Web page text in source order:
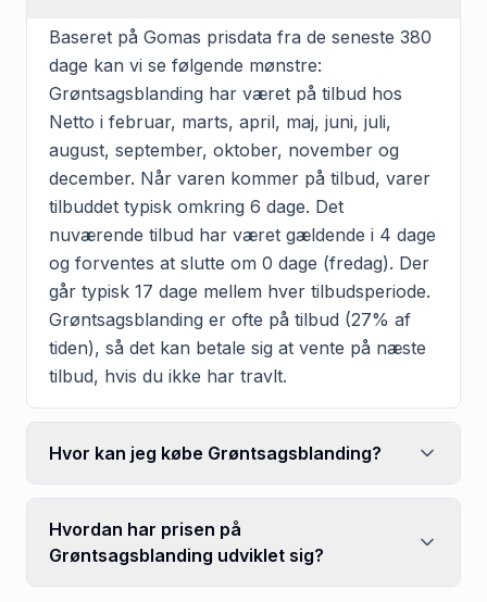
Baseret på Gomas prisdata fra de seneste 380
dage kan vi se følgende mønstre:
Grøntsagsblanding har været på tilbud hos
Netto i februar, marts, april, maj, juni, juli,
august, september, oktober, november og
december. Når varen kommer på tilbud, varer
tilbuddet typisk omkring 6 dage. Det
nuværende tilbud har været gældende i 4 dage
og forventes at slutte om 0 dage (fredag). Der
går typisk 17 dage mellem hver tilbudsperiode.
Grøntsagsblanding er ofte på tilbud (27% af
tiden), så det kan betale sig at vente på næste
tilbud, hvis du ikke har travlt.
Hvor kan jeg købe Grøntsagsblanding?
Hvordan har prisen på
Grøntsagsblanding udviklet sig?